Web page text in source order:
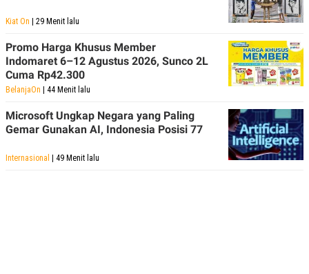
Kiat On | 29 Menit lalu
Promo Harga Khusus Member
Indomaret 6–12 Agustus 2026, Sunco 2L
Cuma Rp42.300
BelanjaOn | 44 Menit lalu
Microsoft Ungkap Negara yang Paling
Gemar Gunakan AI, Indonesia Posisi 77
Internasional | 49 Menit lalu